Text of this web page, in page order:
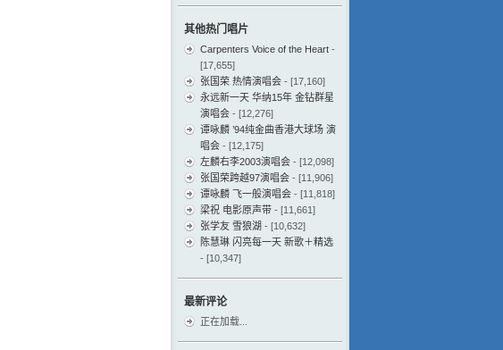
其他热门唱片
Carpenters Voice of the Heart -
[17,655]
张国荣 热情演唱会 - [17,160]
永远新一天 华纳15年 金钻群星
演唱会 - [12,276]
谭咏麟 ’94纯金曲香港大球场 演
唱会 - [12,175]
左麟右李2003演唱会 - [12,098]
张国荣跨越97演唱会 - [11,906]
谭咏麟 飞一般演唱会 - [11,818]
梁祝 电影原声带 - [11,661]
张学友 雪狼湖 - [10,632]
陈慧琳 闪亮每一天 新歌＋精选
- [10,347]
最新评论
正在加载...